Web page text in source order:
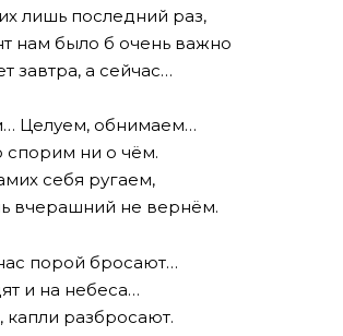
лишь последний раз,
нам было б очень важно
завтра, а сейчас…
Целуем, обнимаем…
спорим ни о чём.
себя ругаем,
вчерашний не вернём.
порой бросают…
и на небеса…
капли разбросают.